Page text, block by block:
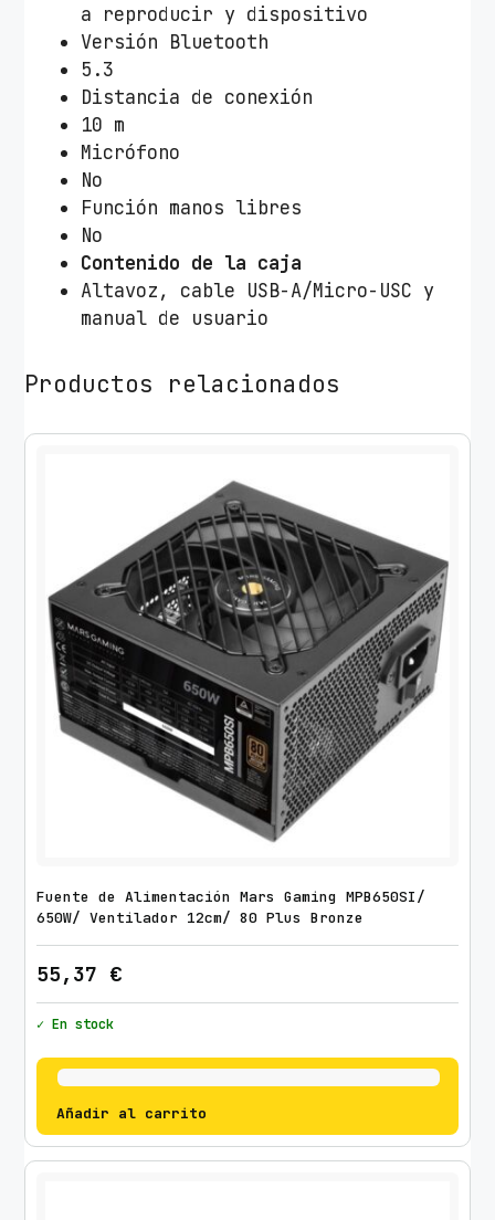
a reproducir y dispositivo
Versión Bluetooth
5.3
Distancia de conexión
10 m
Micrófono
No
Función manos libres
No
Contenido de la caja
Altavoz, cable USB-A/Micro-USC y
manual de usuario
Productos relacionados
Fuente de Alimentación Mars Gaming MPB650SI/
650W/ Ventilador 12cm/ 80 Plus Bronze
55,37 €
✓ En stock
Añadir al carrito